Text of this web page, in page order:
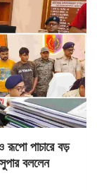
পাচারে বড়
বললেন